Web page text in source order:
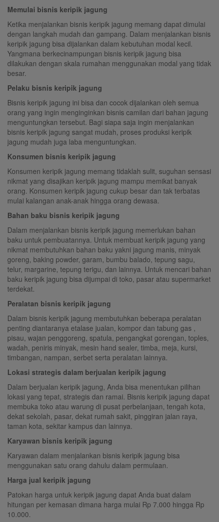
Memulai bisnis keripik jagung
Ketika menjalankan bisnis keripik jagung memang dapat dimulai
dengan langkah mudah dan gampang. Dalam menjalankan bisnis
keripik jagung bisa dijalankan dalam kebutuhan modal kecil.
Yangmana berkecinampungan bisnis keripik jagung bisa
dilakukan dengan skala rumahan menggunakan modal yang tidak
besar.
Pelaku bisnis keripik jagung
Bisnis keripik jagung ini bisa dan cocok dijalankan oleh semua
orang yang ingin menginginkan bisnis camilan dari bahan jagung
menguntungkan tersebut. Bagi siapa saja ingin menjalankan
bisnis keripik jagung sangat mudah, proses produksi keripik
jagung mudah juga laba menguntungkan.
Konsumen bisnis keripik jagung
Konsumen keripik jagung memang tidaklah sulit, suguhan sensasi
nikmat yang disajikan keripik jagung mampu memikat banyak
orang. Konsumen keripik jagung cukup besar dan tak terbatas
mulai kalangan anak-anak hingga orang dewasa.
Bahan baku bisnis keripik jagung
Dalam menjalankan bisnis keripik jagung memerlukan bahan
baku untuk pembuatannya. Untuk membuat keripik jagung yang
nikmat membutuhkan bahan baku yakni jagung manis, minyak
goreng, baking powder, garam, bumbu balado, tepung sagu,
telur, margarine, tepung terigu, dan lainnya. Untuk mencari bahan
baku keripik jagung bisa dijumpai di toko, pasar atau supermarket
terdekat.
Peralatan bisnis keripik jagung
Dalam bisnis keripik jagung membutuhkan beberapa peralatan
penting diantaranya etalase jualan, kompor dan tabung gas ,
pisau, wajan penggoreng, spatula, pengangkat gorengan, toples,
wadah, peniris minyak, mesin hand sealer, timba, meja, kursi,
timbangan, nampan, serbet serta peralatan lainnya.
Lokasi strategis dalam berjualan keripik jagung
Dalam berjualan keripik jagung, Anda bisa menentukan pilihan
lokasi yang tepat, strategis dan ramai. Bisnis keripik jagung dapat
membuka toko atau warung di pusat perbelanjaan, tengah kota,
dekat sekolah, pasar, dekat rumah sakit, pinggiran jalan raya,
taman kota, sekitar kampus dan lainnya.
Karyawan bisnis keripik jagung
Karyawan dalam menjalankan bisnis keripik jagung bisa
menggunakan satu orang dahulu dalam permulaan.
Harga jual keripik jagung
Patokan harga untuk keripik jagung dapat Anda buat dalam
hitungan per kemasan dimana harga mulai Rp 7.000 hingga Rp
10.000.